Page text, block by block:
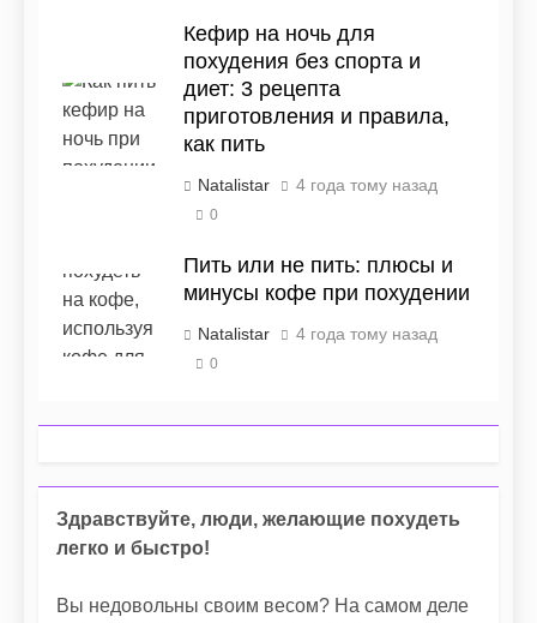
Кефир на ночь для
похудения без спорта и
диет: 3 рецепта
приготовления и правила,
как пить
Natalistar 4 года тому назад
0
Пить или не пить: плюсы и
минусы кофе при похудении
Natalistar 4 года тому назад
0
Здравствуйте, люди, желающие похудеть
легко и быстро!
Вы недовольны своим весом? На самом деле